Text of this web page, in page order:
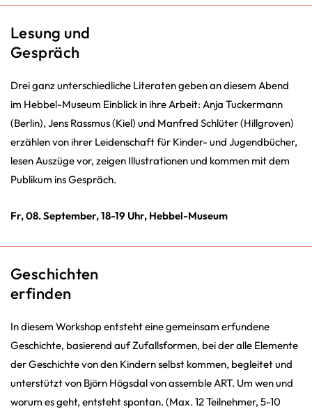
Lesung und
Gespräch
Drei ganz unterschiedliche Literaten geben an diesem Abend
im Hebbel-Museum Einblick in ihre Arbeit: Anja Tuckermann
(Berlin), Jens Rassmus (Kiel) und Manfred Schlüter (Hillgroven)
erzählen von ihrer Leidenschaft für Kinder- und Jugendbücher,
lesen Auszüge vor, zeigen Illustrationen und kommen mit dem
Publikum ins Gespräch.
Fr, 08. September, 18-19 Uhr, Hebbel-Museum
Geschichten
erfinden
In diesem Workshop entsteht eine gemeinsam erfundene
Geschichte, basierend auf Zufallsformen, bei der alle Elemente
der Geschichte von den Kindern selbst kommen, begleitet und
unterstützt von Björn Högsdal von assemble ART. Um wen und
worum es geht, entsteht spontan. (Max. 12 Teilnehmer, 5-10